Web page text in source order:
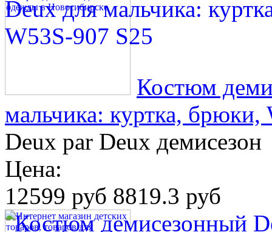
Костюм
мальчика: куртка, брюки,
Deux par Deux демисезон
Цена:
12599 руб 8819.3 руб